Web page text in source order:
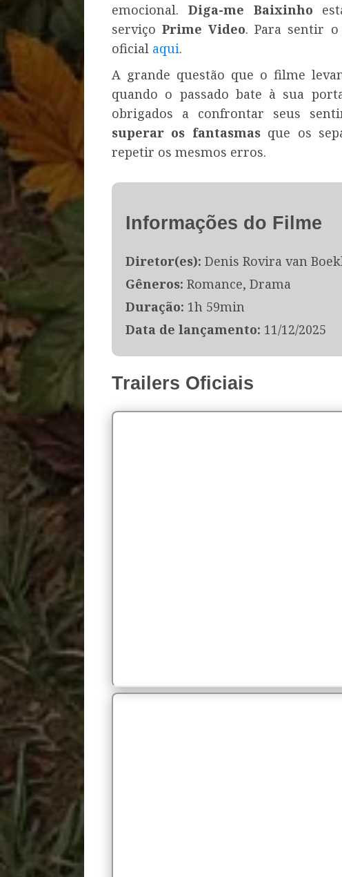
emocional. Diga-me Baixinho
serviçoPrime Video. Para sentir
oficial aqui.
A grande questão que o filme
quando o passado bate à sua
obrigados a confrontar seus
superar os fantasmasque os
repetir os mesmos erros.
Informações do Filme
Diretor(es): Denis Rovira van
Gêneros: Romance, Drama
Duração: 1h 59min
Data de lançamento: 11/12/2025
Trailers Oficiais